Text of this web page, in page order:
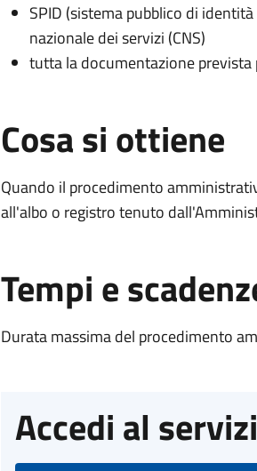
SPID (sistema pubblico di
nazionale dei servizi (CNS)
tutta la documentazione prevista
Cosa si ottiene
Quando il procedimento
all'albo o registro tenuto
Tempi e
Durata massima del procedimento
Accedi al